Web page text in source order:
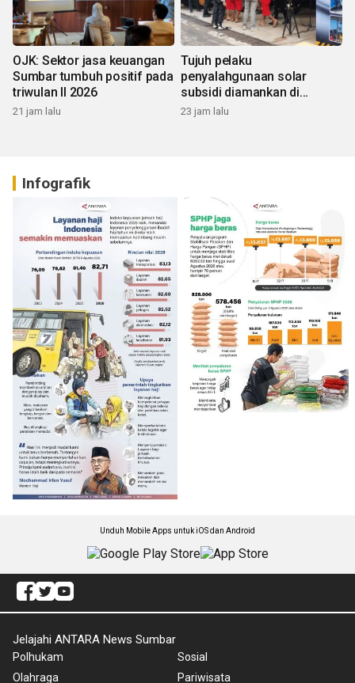
OJK: Sektor jasa keuangan
Sumbar tumbuh positif pada
triwulan II 2026
21 jam lalu
Tujuh pelaku
penyalahgunaan solar
subsidi diamankan di
Sumbar
23 jam lalu
Infografik
Unduh Mobile Apps untuk iOS dan Android
Jelajahi ANTARA News Sumbar
Polhukam
Olahraga
Sosial
Pariwisata